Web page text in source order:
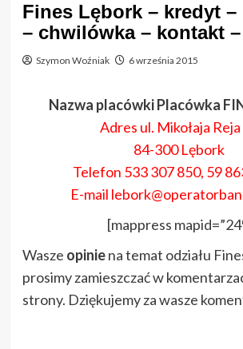
Fines Lębork – kredyt –
– chwilówka – kontakt
Szymon Woźniak 6 września 2015
Nazwa placówki Placówka
Adres ul. Mikołaja
84-300 Lębork
Telefon 533 307 850, 59
E-mail
[mappress
Wasze opiniena temat odziału
prosimy zamieszczać w
strony. Dziękujemy za wasze